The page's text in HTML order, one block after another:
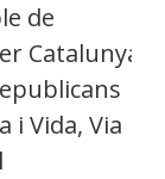
de
Catalunya
i Vida, Via